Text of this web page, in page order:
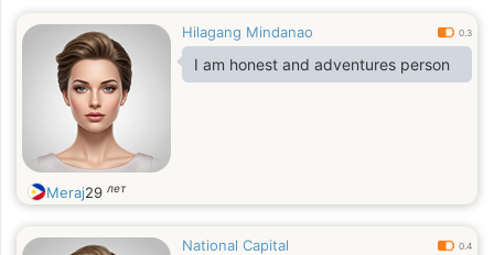
Hilagang Mindanao 0.3
I am honest and adventures person
Meraj29 лет
National Capital 0.4